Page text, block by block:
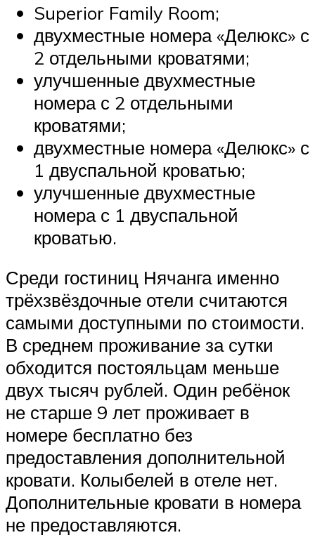
Superior Family Room;
двухместные номера «Делюкс» с
2 отдельными кроватями;
улучшенные двухместные
номера с 2 отдельными
кроватями;
двухместные номера «Делюкс» с
1 двуспальной кроватью;
улучшенные двухместные
номера с 1 двуспальной
кроватью.
Среди гостиниц Нячанга именно
трёхзвёздочные отели считаются
самыми доступными по стоимости.
В среднем проживание за сутки
обходится постояльцам меньше
двух тысяч рублей. Один ребёнок
не старше 9 лет проживает в
номере бесплатно без
предоставления дополнительной
кровати. Колыбелей в отеле нет.
Дополнительные кровати в номера
не предоставляются.